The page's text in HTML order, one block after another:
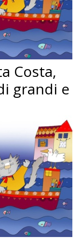
Costa,
grandi e